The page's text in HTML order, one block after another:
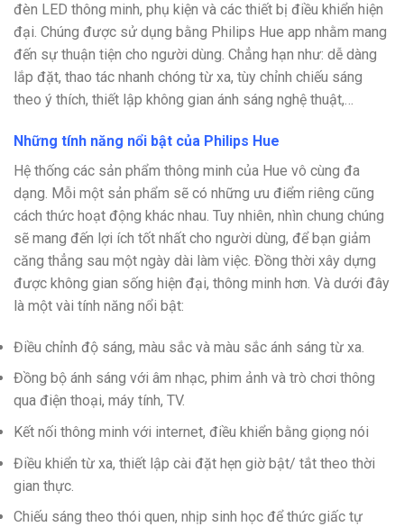
đèn LED thông minh, phụ kiện và các thiết bị điều khiển hiện
đại. Chúng được sử dụng bằng Philips Hue app nhằm mang
đến sự thuận tiện cho người dùng. Chẳng hạn như: dễ dàng
lắp đặt, thao tác nhanh chóng từ xa, tùy chỉnh chiếu sáng
theo ý thích, thiết lập không gian ánh sáng nghệ thuật,…
Những tính năng nổi bật của Philips Hue
Hệ thống các sản phẩm thông minh của Hue vô cùng đa
dạng. Mỗi một sản phẩm sẽ có những ưu điểm riêng cũng
cách thức hoạt động khác nhau. Tuy nhiên, nhìn chung chúng
sẽ mang đến lợi ích tốt nhất cho người dùng, để bạn giảm
căng thẳng sau một ngày dài làm việc. Đồng thời xây dựng
được không gian sống hiện đại, thông minh hơn. Và dưới đây
là một vài tính năng nổi bật:
Điều chỉnh độ sáng, màu sắc và màu sắc ánh sáng từ xa.
Đồng bộ ánh sáng với âm nhạc, phim ảnh và trò chơi thông
qua điện thoại, máy tính, TV.
Kết nối thông minh với internet, điều khiển bằng giọng nói
Điều khiển từ xa, thiết lập cài đặt hẹn giờ bật/ tắt theo thời
gian thực.
Chiếu sáng theo thói quen, nhịp sinh học để thức giấc tự